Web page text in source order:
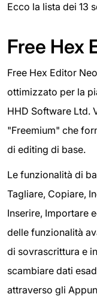
Ecco la lista dei 13
Free Hex
Free Hex Editor
ottimizzato per la
HHD Software Ltd.
"Freemium" che
di editing di base.
Le funzionalità di
Tagliare, Copiare,
Inserire, Importare
delle funzionalità
di sovrascrittura e
scambiare dati
attraverso gli